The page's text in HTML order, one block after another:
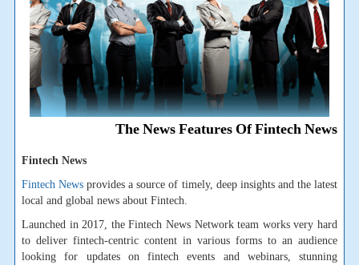
The News Features Of Fintech News
Fintech News
Fintech News provides a source of timely, deep insights and the latest
local and global news about Fintech.
Launched in 2017, the Fintech News Network team works very hard
to deliver fintech-centric content in various forms to an audience
looking for updates on fintech events and webinars, stunning